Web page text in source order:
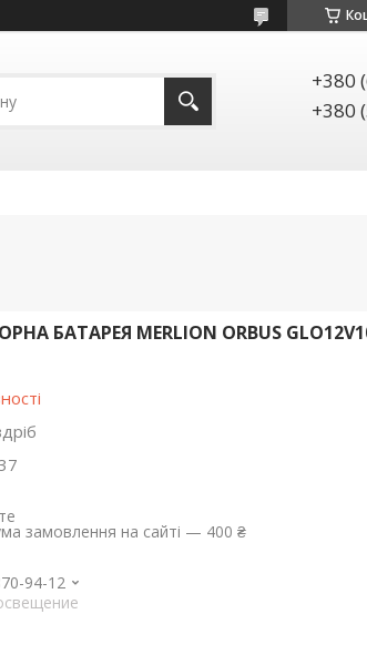
+380
+380
БАТАРЕЯ MERLION ORBUS
замовлення на сайті — 400 ₴
94-12